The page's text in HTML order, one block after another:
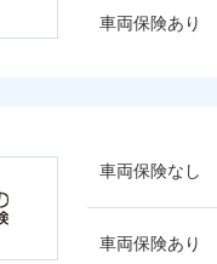
車両保険あり
車両保険なし
車両保険あり